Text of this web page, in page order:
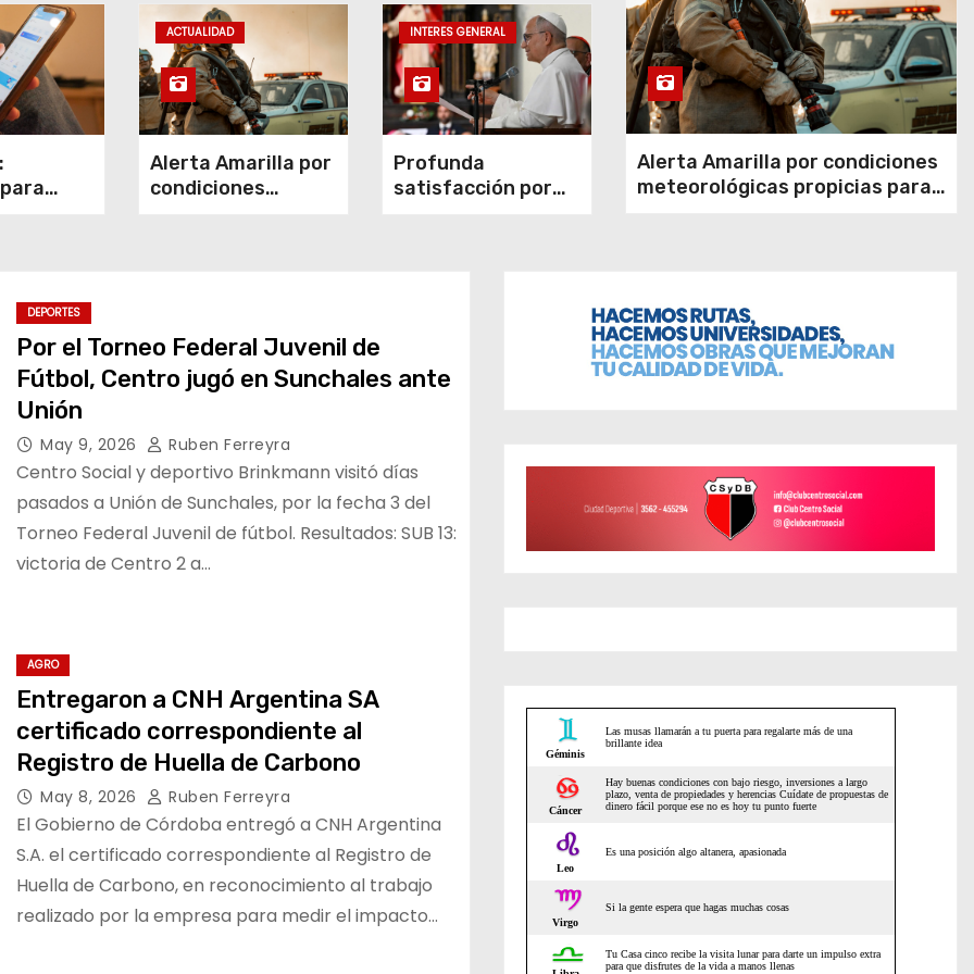
en el
ACTUALIDAD
Alerta Amarilla por
condiciones
INTERES GENERAL
Profunda
satisfacción por
Alerta Amarilla por condiciones
meteorológicas propicias para
DEPORTES
Por el Torneo Federal Juvenil de
Fútbol, Centro jugó en Sunchales ante
Unión
May 9, 2026 Ruben Ferreyra
Centro Social y deportivo Brinkmann visitó días
pasados a Unión de Sunchales, por la fecha 3 del
Torneo Federal Juvenil de fútbol. Resultados: SUB 13:
victoria de Centro 2 a…
AGRO
Entregaron a CNH Argentina SA
certificado correspondiente al
Registro de Huella de Carbono
May 8, 2026 Ruben Ferreyra
El Gobierno de Córdoba entregó a CNH Argentina
S.A. el certificado correspondiente al Registro de
Huella de Carbono, en reconocimiento al trabajo
realizado por la empresa para medir el impacto…